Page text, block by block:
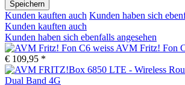
Speichern
Kunden kauften auch Kunden haben sich
Kunden kauften auch
Kunden haben sich ebenfalls angesehen
AVM Fritz! Fon
€ 109,95 *